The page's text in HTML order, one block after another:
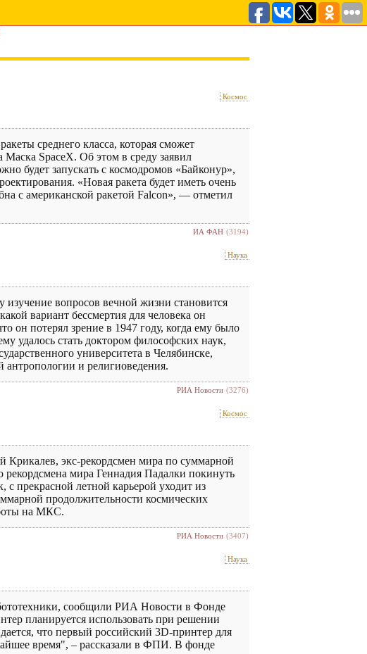
Космос
среднего класса, которая сможет
SpaceX. Об этом в среду заявил
будет запускать с космодромов «Байконур»,
«Новая ракета будет иметь очень
с американской ракетой Falcon», — отметил
ИА ФАН (3194)
Наука
вопросов вечной жизни становится
вариант бессмертия для человека он
он потерял зрение в 1947 году, когда ему было
удалось стать доктором философских наук,
университета в Челябинске,
и религиоведения.
РИА Новости (3276)
Космос
экс-рекордсмен мира по суммарной
рекордсмена мира Геннадия Падалки покинуть
прекрасной летной карьерой уходит из
продолжительности космических
на МКС.
РИА Новости (3407)
Наука
сообщили РИА Новости в Фонде
планируется использовать при решении
что первый российский 3D-принтер для
время", – рассказали в ФПИ. В фонде